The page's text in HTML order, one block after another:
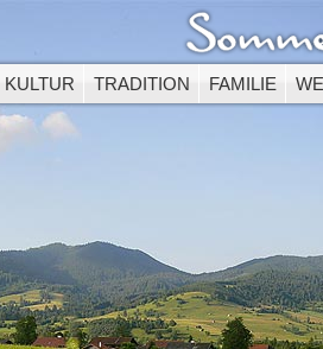
KULTUR TRADITION FAMILIE
Video benötigt den Adobe Flash
des Flash Player können Sie sich